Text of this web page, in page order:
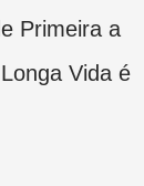
Primeira a
Vida é